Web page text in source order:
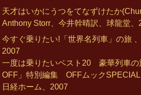
天才はいかにうつをてなずけたか
Anthony Storr、今井幹晴訳、球龍堂、
今すぐ乗りたい!「世界名列車」の旅
2007
一度は乗りたいベスト20 豪華列車の
OFF」特別編集 OFFムックSPECIAL
日経ホーム、2007